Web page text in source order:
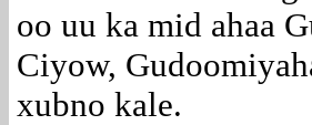
oo uu ka mid ahaa
Ciyow,
xubno kale.